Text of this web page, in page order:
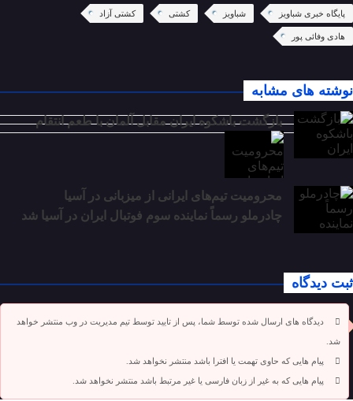
پایگاه خبری شباویز شباویز کشتی کشتی آزاد
هادی وفائی پور
نوشته های مشابه
بازگشت باشکوه ایران مقابل آلمان با طعم انتقام
محرومیت تیم‌های ایرانی از میزبانی در آسیا
چادرملو رسماً نماینده سوم فوتبال ایران در آسیا شد
ثبت دیدگاه
دیدگاه های ارسال شده توسط شما، پس از تایید توسط تیم مدیریت در وب منتشر خواهد
شد.
پیام هایی که حاوی تهمت یا افترا باشد منتشر نخواهد شد.
پیام هایی که به غیر از زبان فارسی یا غیر مرتبط باشد منتشر نخواهد شد.